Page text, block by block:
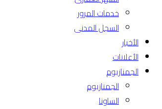
خدمات المرور
السجل المدنى
الأخبار
الأعلانات
الجمنازيوم
الجمنازيوم
الساونا